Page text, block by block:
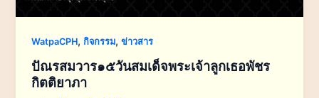
WatpaCPH,กิจกรรม,ข่าวสาร
ปัณรสมวาร๑๕วันสมเด็จพระเจ้าลูกเธอพัชร
กิตติยาภา